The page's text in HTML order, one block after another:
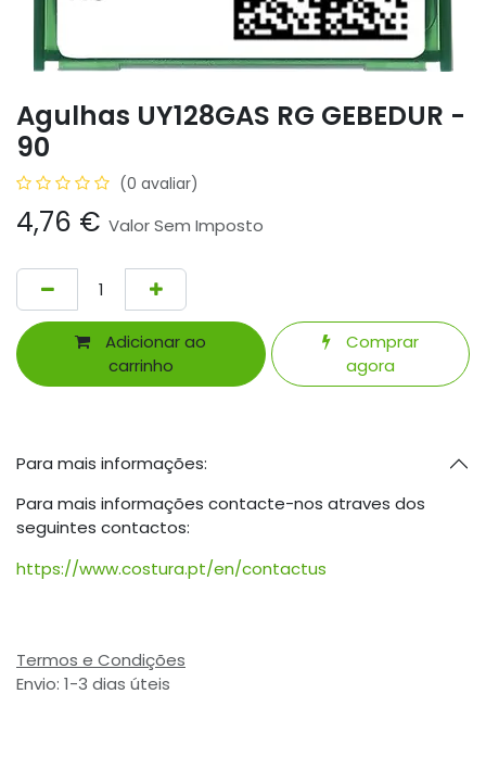
Agulhas UY128GAS RG GEBEDUR -
90
(0 avaliar)
4,76 € Valor Sem Imposto
Adicionar ao
carrinho
Comprar
agora
Para mais informações:
Para mais informações contacte-nos atraves dos
seguintes contactos:
https://www.costura.pt/en/contactus
Termos e Condições
Envio: 1-3 dias úteis